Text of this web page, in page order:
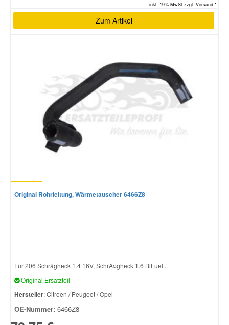
inkl. 19% MwSt.zzgl. Versand *
Zum Artikel
Original Rohrleitung, Wärmetauscher 6466Z8
Für 206 Schrägheck 1.4 16V, SchrÃ¤gheck 1.6 BiFuel...
Original Ersatzteil
Hersteller: Citroen / Peugeot / Opel
OE-Nummer: 6466Z8